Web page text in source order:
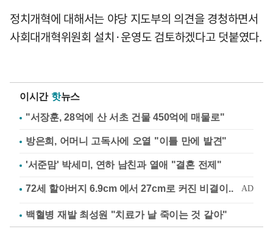
정치개혁에 대해서는 야당 지도부의 의견을 경청하면서
사회대개혁위원회 설치·운영도 검토하겠다고 덧붙였다.
이시간 핫뉴스
"서장훈, 28억에 산 서초 건물 450억에 매물로"
방은희, 어머니 고독사에 오열 "이틀 만에 발견"
'서준맘' 박세미, 연하 남친과 열애 "결혼 전제"
백혈병 재발 최성원 "치료가 날 죽이는 것 같아"